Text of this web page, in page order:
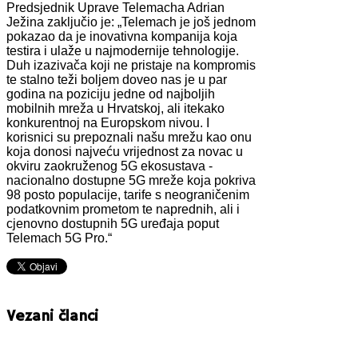
Predsjednik Uprave Telemacha Adrian
Ježina zaključio je: „Telemach je još jednom
pokazao da je inovativna kompanija koja
testira i ulaže u najmodernije tehnologije.
Duh izazivača koji ne pristaje na kompromis
te stalno teži boljem doveo nas je u par
godina na poziciju jedne od najboljih
mobilnih mreža u Hrvatskoj, ali itekako
konkurentnoj na Europskom nivou. I
korisnici su prepoznali našu mrežu kao onu
koja donosi najveću vrijednost za novac u
okviru zaokruženog 5G ekosustava -
nacionalno dostupne 5G mreže koja pokriva
98 posto populacije, tarife s neograničenim
podatkovnim prometom te naprednih, ali i
cjenovno dostupnih 5G uređaja poput
Telemach 5G Pro.“
Vezani članci